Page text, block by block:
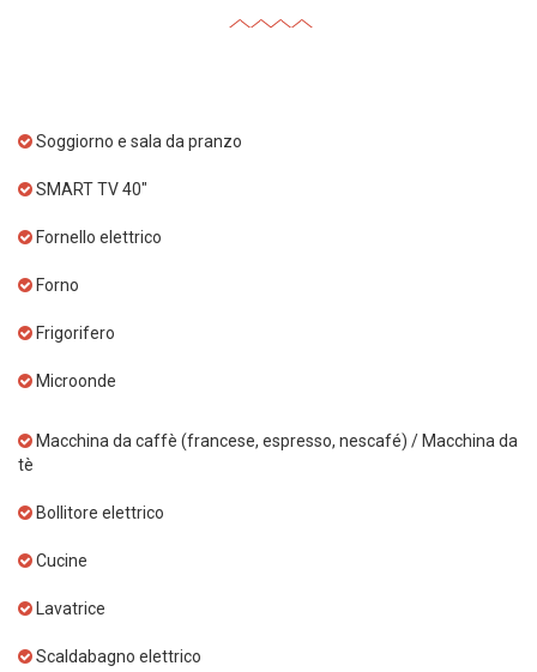
Soggiorno e sala da pranzo
SMART TV 40"
Fornello elettrico
Forno
Frigorifero
Microonde
Macchina da caffè (francese, espresso, nescafé) / Macchina da
tè
Bollitore elettrico
Cucine
Lavatrice
Scaldabagno elettrico